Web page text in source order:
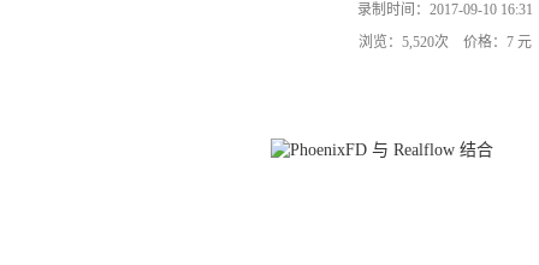
录制时间：2017-09-10 16:31
浏览：5,520次 价格：7 元